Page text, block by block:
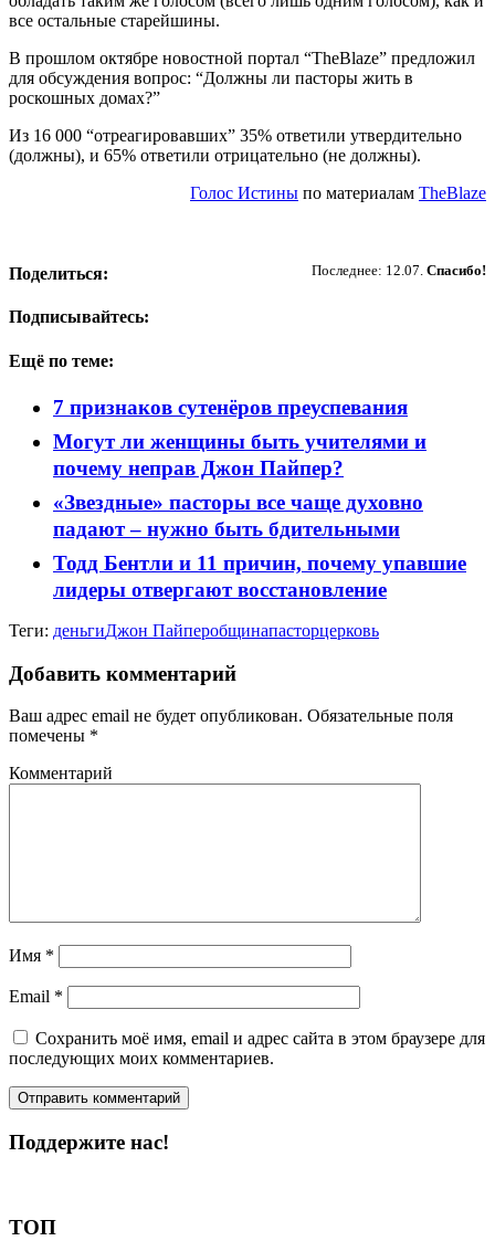
все остальные старейшины.
В прошлом октябре новостной портал “TheBlaze” предложил
для обсуждения вопрос: “Должны ли пасторы жить в
роскошных домах?”
Из 16 000 “отреагировавших” 35% ответили утвердительно
(должны), и 65% ответили отрицательно (не должны).
Голос Истины по материалам TheBlaze
Последнее: 12.07. Спасибо!
Поделиться:
Подписывайтесь:
Ещё по теме:
7 признаков сутенёров преуспевания
Могут ли женщины быть учителями и
почему неправ Джон Пайпер?
«Звездные» пасторы все чаще духовно
падают – нужно быть бдительными
Тодд Бентли и 11 причин, почему упавшие
лидеры отвергают восстановление
Теги: деньгиДжон Пайперобщинапасторцерковь
Добавить комментарий
Ваш адрес email не будет опубликован. Обязательные поля
помечены *
Комментарий
Имя *
Email *
Сохранить моё имя, email и адрес сайта в этом браузере для
последующих моих комментариев.
Поддержите нас!
ТОП